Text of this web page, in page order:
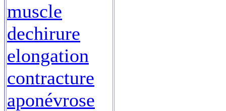
muscle
dechirure
elongation
contracture
aponévrose